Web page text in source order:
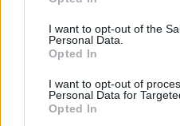
use your data for below
consent section.
I want to opt-out of the
Personal Data.
Opted In
I want to opt-out of
Personal Data for
Opted In
dkatsamadou
ΣΧΕΤΙΚΑΑΡΘΡΑ